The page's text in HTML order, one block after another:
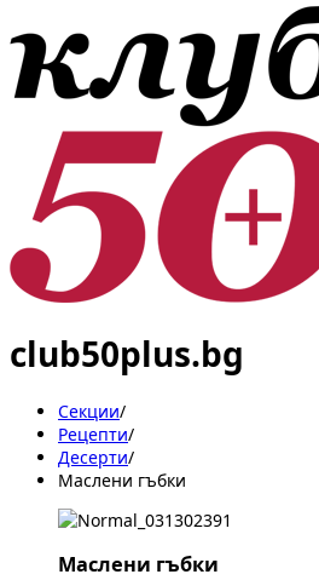
club50plus.bg
Секции/
Рецепти/
Десерти/
Маслени гъбки
Маслени гъбки